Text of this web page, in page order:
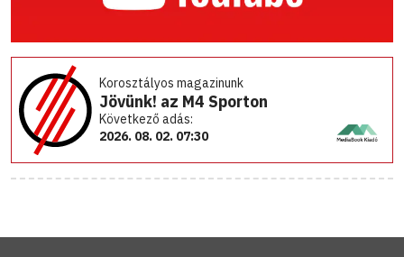
Korosztályos magazinunk
Jövünk! az M4 Sporton
Következő adás:
2026. 08. 02. 07:30